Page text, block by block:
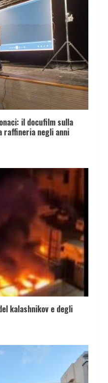
il docufilm sulla
raffineria negli anni
kalashnikov e degli